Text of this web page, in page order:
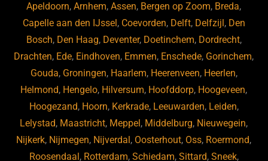
o
k
Apeldoorn,Arnhem,Assen, Bergen op Zoom, Breda,
Capelle aan den IJssel, Coevorden, Delft, Delfzijl, Den
Bosch, Den Haag, Deventer, Doetinchem, Dordrecht,
Drachten, Ede, Eindhoven, Emmen, Enschede, Gorinchem,
Gouda, Groningen, Haarlem, Heerenveen, Heerlen,
Helmond, Hengelo, Hilversum, Hoofddorp, Hoogeveen,
Hoogezand, Hoorn, Kerkrade, Leeuwarden, Leiden,
Lelystad, Maastricht, Meppel, Middelburg, Nieuwegein,
Nijkerk, Nijmegen, Nijverdal, Oosterhout, Oss, Roermond,
Roosendaal, Rotterdam, Schiedam, Sittard, Sneek,